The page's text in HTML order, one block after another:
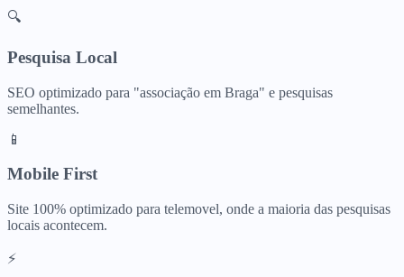
🔍
Pesquisa Local
SEO optimizado para "associação em Braga" e pesquisas
semelhantes.
📱
Mobile First
Site 100% optimizado para telemovel, onde a maioria das pesquisas
locais acontecem.
⚡